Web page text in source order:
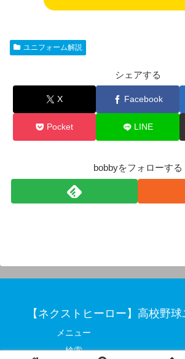
ユニフォーム解説
シェアする
X Facebook
Pocket LINE
bobbyをフォローする
【ネクストヒーロー】高校野
メニュー
検索